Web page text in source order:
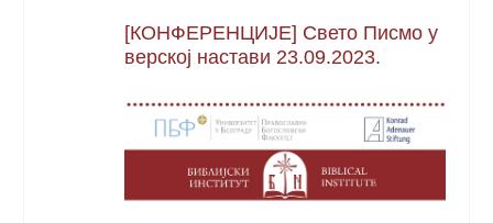
[КОНФЕРЕНЦИЈЕ] Свето Писмо у
верској настави 23.09.2023.